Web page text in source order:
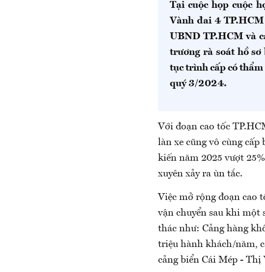
Tại cuộc họp cuộc
Vành đai 4
UBND TP.HCM và
trương rà soát hồ
tục trình cấp có
quý 3/2024.
Với đoạn cao tốc
làn xe cũng vô cùng cấp
kiến năm 2025 vượt
xuyên xảy ra ùn tắc.
Việc mở rộng đoạn cao
vận chuyển sau khi một
thác như: Cảng hàng
triệu hành khách/năm,
cảng biển Cái Mép -